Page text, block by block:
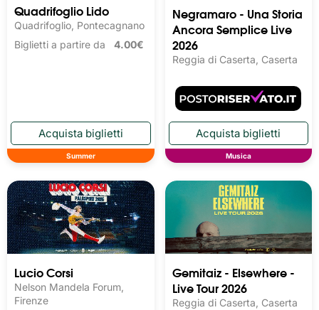
Quadrifoglio Lido
Quadrifoglio, Pontecagnano
Biglietti a partire da 4.00€
Summer
Negramaro - Una Storia
Ancora Semplice Live
2026
Reggia di Caserta, Caserta
Musica
Lucio Corsi
Nelson Mandela Forum,
Firenze
Gemitaiz - Elsewhere -
Live Tour 2026
Reggia di Caserta, Caserta